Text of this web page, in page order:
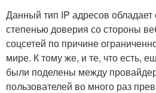
Данный тип IP адресов обладает
степенью доверия со стороны
соцсетей по причине
мире. К тому же, и те, что есть,
были поделены между
пользователей во много раз